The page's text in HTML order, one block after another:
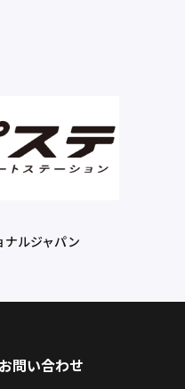
ナルジャパン
お問い合わせ